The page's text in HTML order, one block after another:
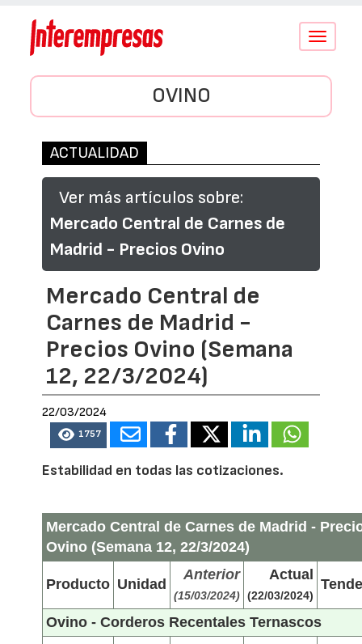
Conmutar
OVINO
ACTUALIDAD
Ver más artículos sobre:
Mercado Central de Carnes de
Madrid - Precios Ovino
Mercado Central de
Carnes de Madrid -
Precios Ovino (Semana
12, 22/3/2024)
22/03/2024
1757
Estabilidad en todas las cotizaciones.
Mercado Central de Carnes de Madrid -
Ovino (Semana 12, 22/3/2024)
Producto Unidad
Anterior
(15/03/2024)
Actual
(22/03/2024)
Ovino - Corderos Recentales Ternascos